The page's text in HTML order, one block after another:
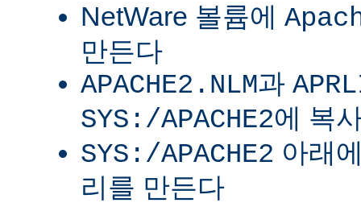
NetWare 볼륨에
만든다
APACHE2.NLM과
SYS:/APACHE2에 복
SYS:/APACHE2 아래
리를 만든다